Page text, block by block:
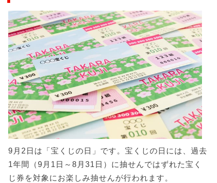
9月2日は「宝くじの日」です。宝くじの日には、過去
1年間（9月1日～8月31日）に抽せんではずれた宝く
じ券を対象にお楽しみ抽せんが行われます。